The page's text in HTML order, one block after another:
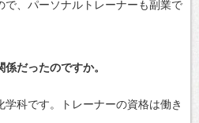
で、パーソナルトレーナーも副業で
だったのですか。
学科です。トレーナーの資格は働き